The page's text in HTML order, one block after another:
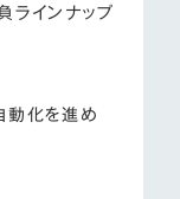
ラインナップ
動化を進め